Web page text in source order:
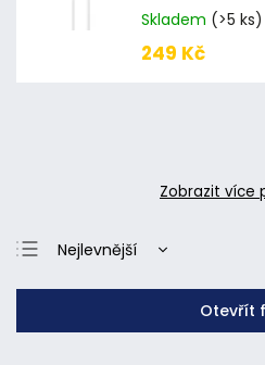
Skladem (>5 ks)
249 Kč
Zobrazit více
Nejlevnější
Nejdražší
Otevřít